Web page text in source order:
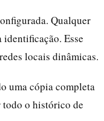
Qualquer
identificação. Esse
locais dinâmicas.
uma cópia completa
o histórico de